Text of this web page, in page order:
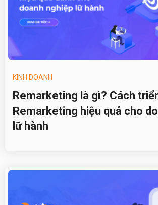
KINH DOANH
Remarketing là gì? Cách
Remarketing hiệu quả cho
lữ hành